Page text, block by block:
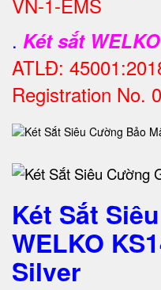
. Két sắt WELKO
ATLĐ:
Registration No.
Két Sắt
WELKO
Silver